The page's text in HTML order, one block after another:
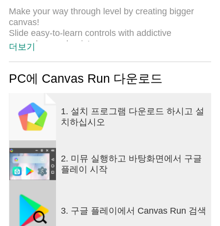
Make your way through level by creating bigger
canvas!
Slide easy-to-learn controls with addictive
gameplay mechanic!
더보기
PC에 Canvas Run 다운로드
1. 설치 프로그램 다운로드 하시고 설
치하십시오
2. 미뮤 실행하고 바탕화면에서 구글
플레이 시작
3. 구글 플레이에서 Canvas Run 검색